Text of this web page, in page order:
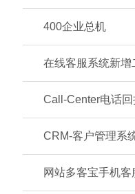
400企业总机
在线客服系统新增
Call-Center电话回
CRM-客户管理系
网站多客宝手机